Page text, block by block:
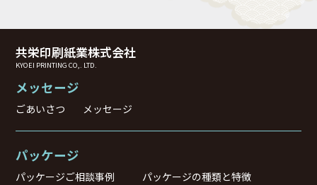
共栄印刷紙業株式会社
KYOEI PRINTING CO,. LTD.
メッセージ
ごあいさつ メッセージ
パッケージ
パッケージご相談事例
パッケージの種類と特徴